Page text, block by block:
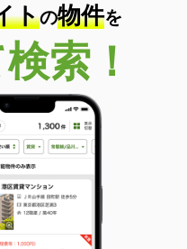
トの物件を
索！